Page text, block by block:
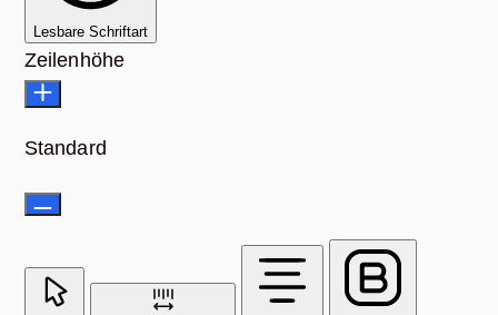
Lesbare Schriftart
Zeilenhöhe
Standard